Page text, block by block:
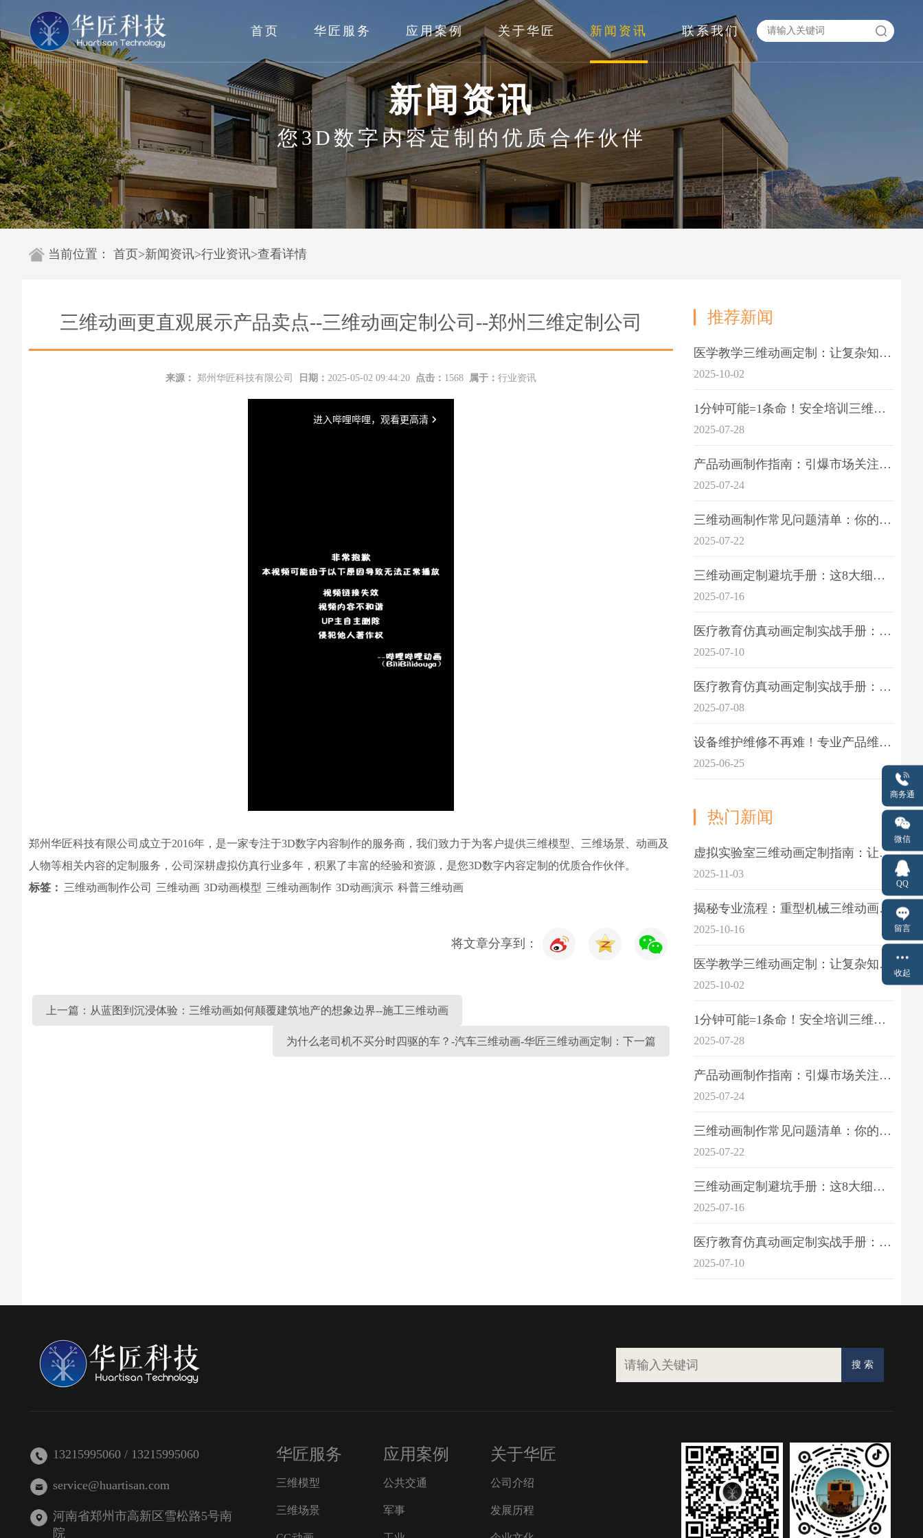
首页 华匠服务 应用案例 关于华匠 新闻资讯 联系我们
新闻资讯
您3D数字内容定制的优质合作伙伴
当前位置： 首页>新闻资讯>行业资讯>查看详情
三维动画更直观展示产品卖点--三维动画定制公司--郑州三维定制公司
来源： 郑州华匠科技有限公司 日期： 2025-05-02 09:44:20 点击： 1568 属于： 行业资讯
郑州华匠科技有限公司成立于2016年，是一家专注于3D数字内容制作的服务商，我们致力于为客户提供三维模型、三维场景、动画及
人物等相关内容的定制服务，公司深耕虚拟仿真行业多年，积累了丰富的经验和资源，是您3D数字内容定制的优质合作伙伴。
标签： 三维动画制作公司 三维动画 3D动画模型 三维动画制作 3D动画演示 科普三维动画
将文章分享到：
上一篇：从蓝图到沉浸体验：三维动画如何颠覆建筑地产的想象边界--施工三维动画
为什么老司机不买分时四驱的车？-汽车三维动画-华匠三维动画定制：下一篇
推荐新闻
医学教学三维动画定制：让复杂知识一目了
2025-10-02
1分钟可能=1条命！安全培训三维动画制作成本效益深度拆解
2025-07-28
产品动画制作指南：引爆市场关注的视觉引擎
2025-07-24
三维动画制作常见问题清单：你的项目是否踩中这6大技术雷区？
2025-07-22
三维动画定制避坑手册：这8大细节重点关注
2025-07-16
医疗教育仿真动画定制实战手册：击破传统医学教育7大痛点
2025-07-10
医疗教育仿真动画定制实战手册：解决传统教学的7大痛点
2025-07-08
设备维护维修不再难！专业产品维护三维动画演示定制指南
2025-06-25
热门新闻
虚拟实验室三维动画定制指南：让科学教学更生动
2025-11-03
揭秘专业流程：重型机械三维动画制作的5大关键步骤
2025-10-16
医学教学三维动画定制：让复杂知识一目了
2025-10-02
1分钟可能=1条命！安全培训三维动画制作成本效益深度拆解
2025-07-28
产品动画制作指南：引爆市场关注的视觉引擎
2025-07-24
三维动画制作常见问题清单：你的项目是否踩中这6大技术雷区？
2025-07-22
三维动画定制避坑手册：这8大细节重点关注
2025-07-16
医疗教育仿真动画定制实战手册：击破传统医学教育7大痛点
2025-07-10
13215995060 / 13215995060
service@huartisan.com
河南省郑州市高新区雪松路5号南
院
华匠服务
三维模型
三维场景
应用案例
公共交通
军事
关于华匠
公司介绍
发展历程
商务通
微信
QQ
留言
收起